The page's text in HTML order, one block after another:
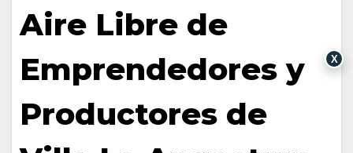
Aire Libre de
Emprendedores y
Productores de
X